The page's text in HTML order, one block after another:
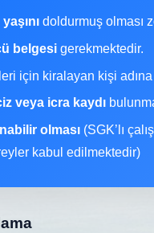
doldurmuş olması
belgesi gerekmektedir.
için kiralayan kişi adına
veya icra kaydı
olması (SGK’lı
kabul edilmektedir)